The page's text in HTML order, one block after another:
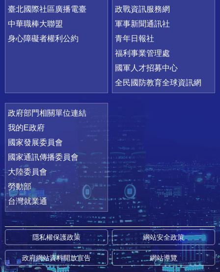
臺北國際社區廣播電臺
中華職棒大聯盟
身心障礙者權利公約
政戰資訊服務網
軍事新聞通訊社
青年日報社
福利事業管理處
國軍人才招募中心
全民國防教育全球資訊網
政府部門相關單位連結
我的E政府
國家發展委員會
國家通訊傳播委員會
大陸委員會
勞動部
台灣就業通
隱私權保護政策 網站安全政策
政府網站資料開放宣告 網站導覽